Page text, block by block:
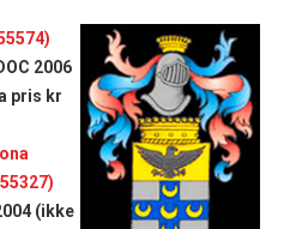
2006
pris kr
(ikke